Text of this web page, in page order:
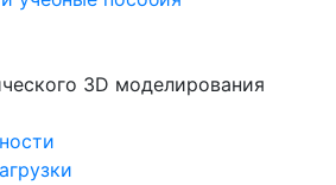
3D моделирования